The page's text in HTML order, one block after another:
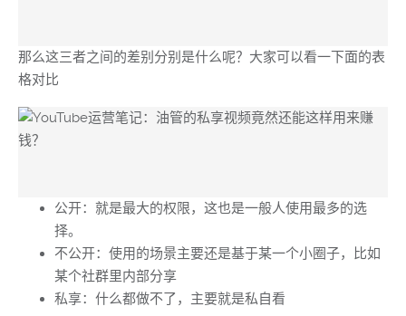
那么这三者之间的差别分别是什么呢？大家可以看一下面的表
格对比
公开：就是最大的权限，这也是一般人使用最多的选
择。
不公开：使用的场景主要还是基于某一个小圈子，比如
某个社群里内部分享
私享：什么都做不了，主要就是私自看